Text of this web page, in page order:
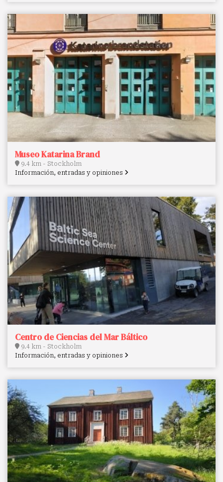
Museo Katarina Brand
9.4 km - Stockholm
Información, entradas y opiniones
Centro de Ciencias del Mar Báltico
9.4 km - Stockholm
Información, entradas y opiniones